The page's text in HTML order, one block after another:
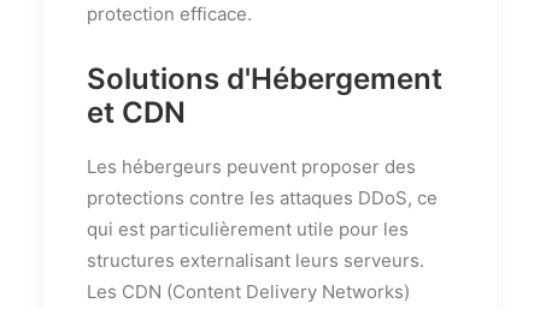
protection efficace.
Solutions d'Hébergement
et CDN
Les hébergeurs peuvent proposer des
protections contre les attaques DDoS, ce
qui est particulièrement utile pour les
structures externalisant leurs serveurs.
Les CDN (Content Delivery Networks)